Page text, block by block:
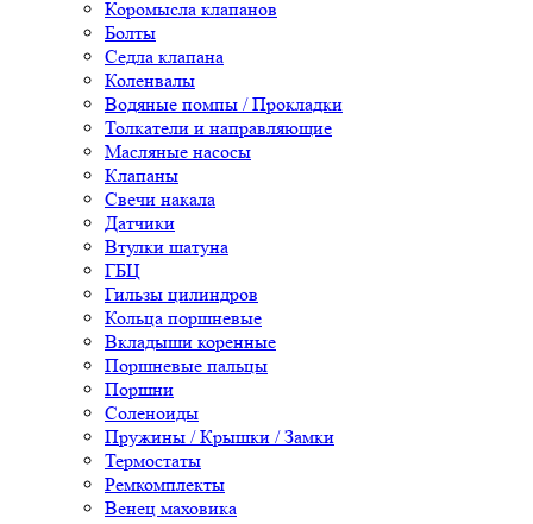
Коромысла клапанов
Болты
Седла клапана
Коленвалы
Водяные помпы / Прокладки
Толкатели и направляющие
Масляные насосы
Клапаны
Свечи накала
Датчики
Втулки шатуна
ГБЦ
Гильзы цилиндров
Кольца поршневые
Вкладыши коренные
Поршневые пальцы
Поршни
Соленоиды
Пружины / Крышки / Замки
Термостаты
Ремкомплекты
Венец маховика